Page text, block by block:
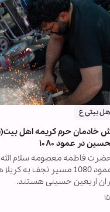
بیتی ع
خادمان حرم کریمه اهل
در عمود ۱۰۸۰
فاطمه معصومه سلام
های مختلف موکب عمود 1080 مسیر
اربعین حسینی هستند.